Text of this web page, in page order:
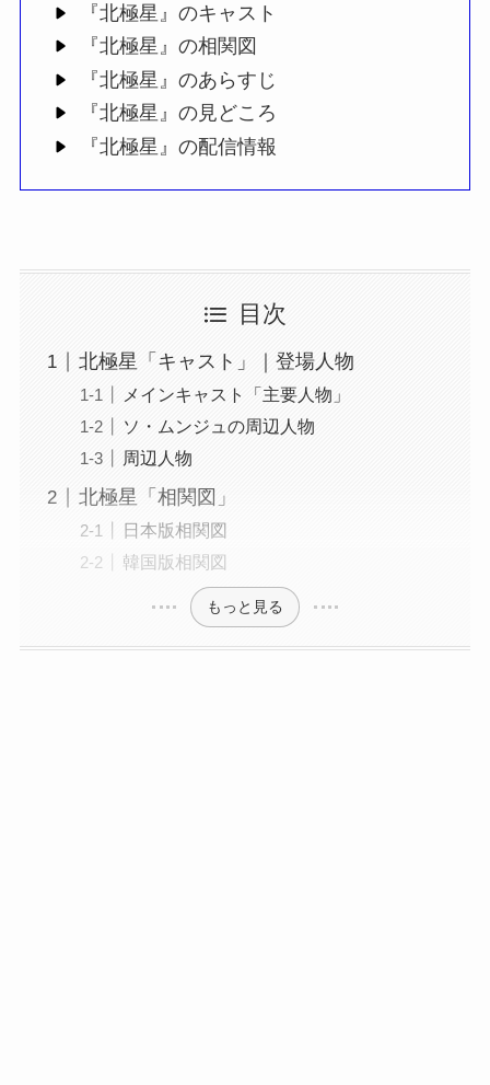
『北極星』のキャスト
『北極星』の相関図
『北極星』のあらすじ
『北極星』の見どころ
『北極星』の配信情報
目次
北極星「キャスト」｜登場人物
メインキャスト「主要人物」
ソ・ムンジュの周辺人物
周辺人物
北極星「相関図」
日本版相関図
韓国版相関図
もっと見る